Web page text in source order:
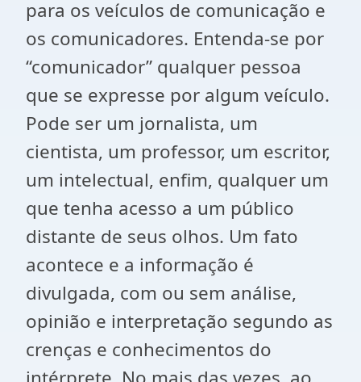
para os veículos de comunicação e
os comunicadores. Entenda-se por
“comunicador” qualquer pessoa
que se expresse por algum veículo.
Pode ser um jornalista, um
cientista, um professor, um escritor,
um intelectual, enfim, qualquer um
que tenha acesso a um público
distante de seus olhos. Um fato
acontece e a informação é
divulgada, com ou sem análise,
opinião e interpretação segundo as
crenças e conhecimentos do